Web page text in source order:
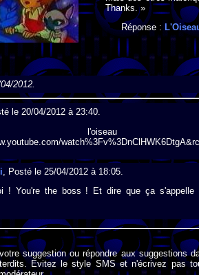
Thanks. »
Réponse :
2012.
le 20/04/2012 à 23:40.
l'oiseau bleu,
, Posté le 25/04/2012 à 18:05.
! You're the boss ! Et dire que ça
suggestion ou répondre aux suggestions
Evitez le style SMS et n'écrivez pas